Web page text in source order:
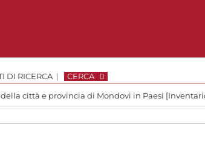
DI RICERCA | CERCA
città e provincia di Mondovì in Paesi